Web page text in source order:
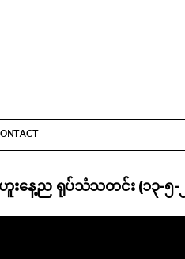
ဟူးနေ့ည ရုပ်သံသတင်း (၁၃-၅-